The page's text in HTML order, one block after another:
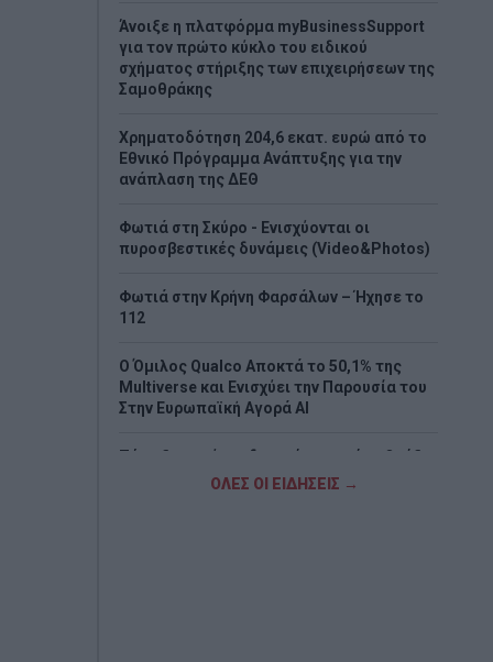
Άνοιξε η πλατφόρμα myBusinessSupport
για τον πρώτο κύκλο του ειδικού
σχήματος στήριξης των επιχειρήσεων της
Σαμοθράκης
Χρηματοδότηση 204,6 εκατ. ευρώ από το
Εθνικό Πρόγραμμα Ανάπτυξης για την
ανάπλαση της ΔΕΘ
Φωτιά στη Σκύρο - Ενισχύονται οι
πυροσβεστικές δυνάμεις (Video&Photos)
Φωτιά στην Κρήνη Φαρσάλων – Ήχησε το
112
Ο Όμιλος Qualco Αποκτά το 50,1% της
Multiverse και Ενισχύει την Παρουσία του
Στην Ευρωπαϊκή Αγορά ΑΙ
Πότε ξεκινούν οι δασικές φωτιές - Oι έξι
πιο επικίνδυνες εβδομάδες του χρόνου
ΟΛΕΣ ΟΙ ΕΙΔΗΣΕΙΣ →